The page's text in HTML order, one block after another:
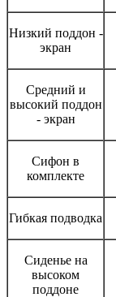
Низкий поддон -
экран
Средний и
высокий поддон
- экран
Сифон в
комплекте
Гибкая подводка
Сиденье на
высоком
поддоне